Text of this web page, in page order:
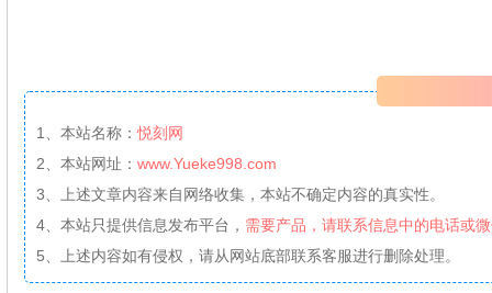
1、本站名称：悦刻网
2、本站网址： www.Yueke998.com
3、上述文章内容来自网络收集，本站不确定内容的真实性。
4、本站只提供信息发布平台， 需要产品，请联系信息中的电话或
5、上述内容如有侵权，请从网站底部联系客服进行删除处理。